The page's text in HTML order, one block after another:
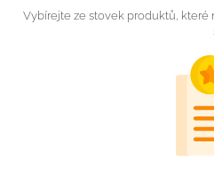
Vybírejte ze stovek produktů, které